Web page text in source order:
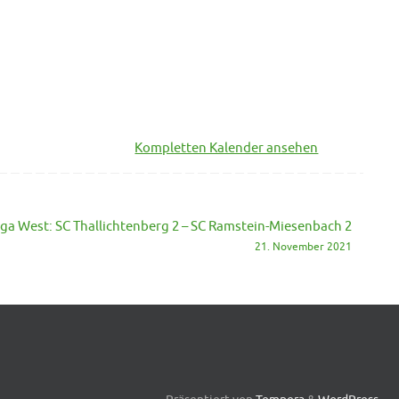
Kompletten Kalender ansehen
West: SC Thallichtenberg 2 – SC Ramstein-Miesenbach 2
21. November 2021